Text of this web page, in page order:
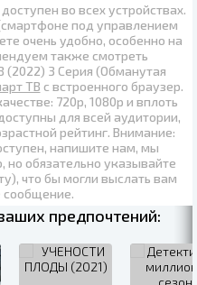
во всех устройствах.
под управлением
очень удобно, особенно на
также смотреть
3 Серия (Обманутая
ТВ с встроенного браузер.
720p, 1080p и вплоть
для всей аудитории,
рейтинг. Внимание:
напишите нам, мы
обязательно указывайте
что бы могли выслать вам
сообщение.
предпочтений: